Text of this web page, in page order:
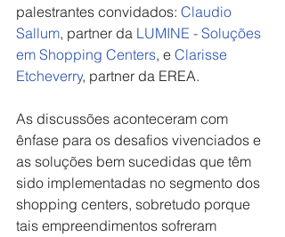
palestrantes convidados: Claudio
Sallum, partner da LUMINE - Soluções
em Shopping Centers, e Clarisse
Etcheverry, partner da EREA.
As discussões aconteceram com
ênfase para os desafios vivenciados e
as soluções bem sucedidas que têm
sido implementadas no segmento dos
shopping centers, sobretudo porque
tais empreendimentos sofreram